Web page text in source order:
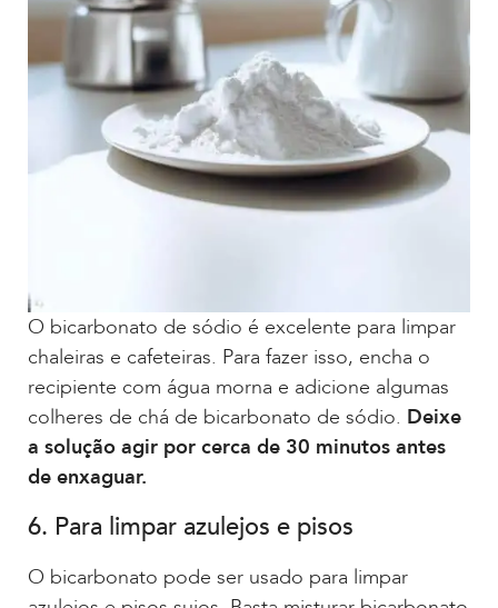
O bicarbonato de sódio é excelente para limpar
chaleiras e cafeteiras. Para fazer isso, encha o
recipiente com água morna e adicione algumas
colheres de chá de bicarbonato de sódio. Deixe
a solução agir por cerca de 30 minutos antes
de enxaguar.
6. Para limpar azulejos e pisos
O bicarbonato pode ser usado para limpar